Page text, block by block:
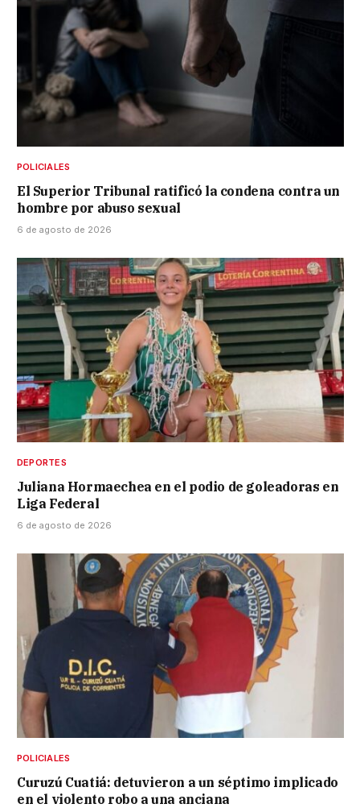
POLICIALES
El Superior Tribunal ratificó la condena contra un
hombre por abuso sexual
6 de agosto de 2026
DEPORTES
Juliana Hormaechea en el podio de goleadoras en
Liga Federal
6 de agosto de 2026
POLICIALES
Curuzú Cuatiá: detuvieron a un séptimo implicado
en el violento robo a una anciana